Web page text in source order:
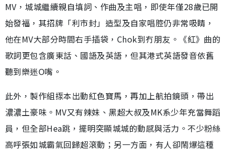
MV，城城繼續親自填詞、作曲及主唱，即使年僅28歲已開
始發福，其招牌「利市封」造型及自家唱腔仍非常吸睛，
他在MV大部分時間右手插袋，Chok到冇朋友。《紅》曲的
歌詞更包含廣東話、國語及英語，但其港式英語發音依舊
聽到樂迷O嘴。
此外，製作組揼本出動紅色寶馬，再加上航拍鏡頭，帶出
濃濃土豪味。MV又有辣妹、黑超大叔及MK系少年充當舞蹈
員，但全部Hea跳，擺明突顯城城的動感與活力。不少粉絲
高呼張如城霸氣回歸超滾動；另一方面，有人卻鬧爆這種